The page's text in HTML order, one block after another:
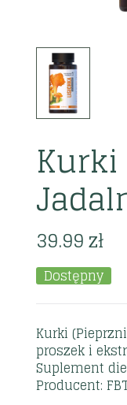
39.99zł
Dostępny
Kurki
proszek i
Suplement
Producent: